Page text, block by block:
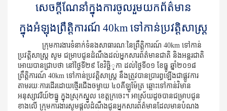
សេចក្តីណែនាំក្នុងការចូល​រួមយកព័ត៌មាន
ក្នុងអំឡុងព្រឹត្តិការណ៍ 40km ទៅកាន់ប្រវត្តិសាស្រ្ត
​​​​​ ក្រុមការងារទំនាក់ទំនងសាធារណៈនៃព្រឹត្តិការណ៍ 40km ទៅកាន់
ប្រវត្តិសាស្រ្ត សូម ជម្រាប​ជូន​ដំណឹង​​ដល់អ្នក​សារព័ត៌មាន​ជាតិ និង​អន្តរជាតិ​
អោយ​បាន​ជ្រាប​ថា នៅថ្ងៃទី២៩ ខែវិច្ឆិ្​កា ដល់ថ្ងៃទី០១ ខែធ្នូ ឆ្នាំ២០១៨
ព្រឹត្តិការណ៍ 40km ទៅ​កាន់​ប្រវត្តិសាស្រ្ត នឹង​ត្រូវ​បាន​ប្រារព្ធ​ឡើង​ជា​ផ្លូវការ​
តាម​រយៈការ​​ដើរ​ដោយ​​ថ្មើរ​ជើង​ចម្ងាយ ៤០គីឡូម៉ែត្រ ឆ្ពោះទៅកាន់​វិមាន​
អនុស្សាវរីយ៍២ធ្នូ ក្នុងស្រុកស្នួល ខេត្ត​ក្រចេះ។ អាស្រ័យ​ដូចបាន​​ជម្រាប​ជូន​
ខាង​លើ ក្រុម​ការងារ​សូម​ផ្តល់​ដំណឹង​ជូន​អ្នក​សារព័ត៌មាន​ដែល​មាន​បំណង​